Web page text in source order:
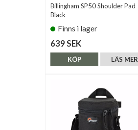
Billingham SP50 Shoulder Pad
Black
Finns i lager
639 SEK
LÄS MER
KÖP